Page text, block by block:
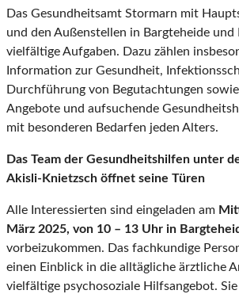
Das Gesundheitsamt Stormarn mit
und den Außenstellen in Bargteheide
vielfältige Aufgaben. Dazu zählen
Information zur Gesundheit,
Durchführung von Begutachtungen
Angebote und aufsuchende
mit besonderen Bedarfen jeden Alters.
Das Team der Gesundheitshilfen unter
Akisli-Knietzsch öffnet seine Türen
Alle Interessierten sind eingeladen am
März 2025, von 10 – 13 Uhr in
vorbeizukommen. Das fachkundige
einen Einblick in die alltägliche ärztliche
vielfältige psychosoziale Hilfsangebot. Sie